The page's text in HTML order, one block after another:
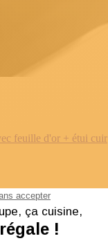
feuille d'or + étui cuir